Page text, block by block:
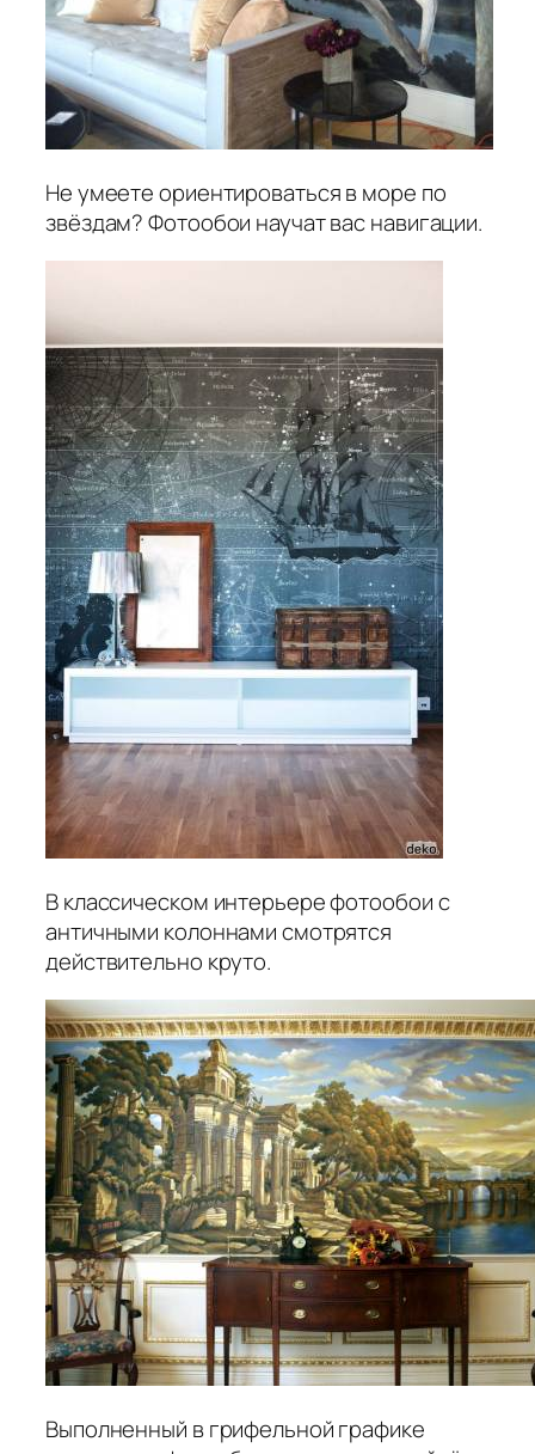
Не умеете ориентироваться в море по
звёздам? Фотообои научат вас навигации.
В классическом интерьере фотообои с
античными колоннами смотрятся
действительно круто.
Выполненный в грифельной графике